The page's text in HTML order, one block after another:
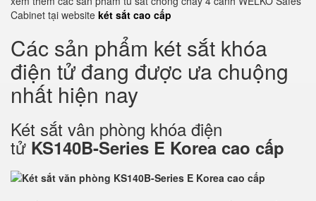
Cabinet tại website két sắt cao cấp
Các sản phẩm két sắt khóa
điện tử đang được ưa chuộng
nhất hiện nay
Két sắt vân phòng khóa điện
tử KS140B-Series E Korea cao cấp